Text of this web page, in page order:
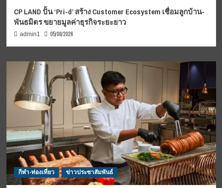
CP LAND ปั้น ‘Pri-d’ สร้าง Customer Ecosystem เชื่อมลูกบ้าน-
พันธมิตร ขยายมูลค่าธุรกิจระยะยาว
admin1 05/08/2026
กีฬา-ท่องเที่ยว ข่าวประชาสัมพันธ์